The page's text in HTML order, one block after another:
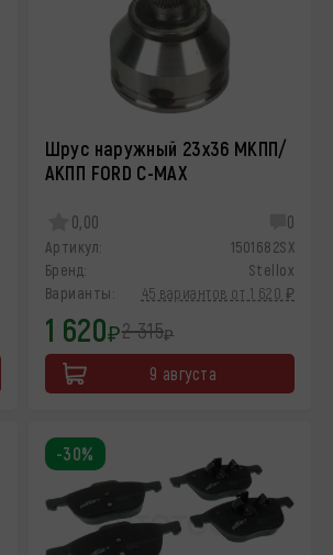
Шрус наружный 23x36 МКПП/
АКПП FORD C-MAX
0,00 0
Артикул:
1501682SX
Бренд:
Stellox
Варианты:
45 вариантов от 1 620 ₽
1 620₽2 315₽
9 августа
-30%